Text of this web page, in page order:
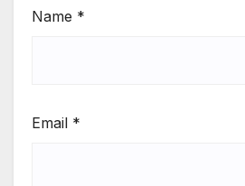
Name *
Email *